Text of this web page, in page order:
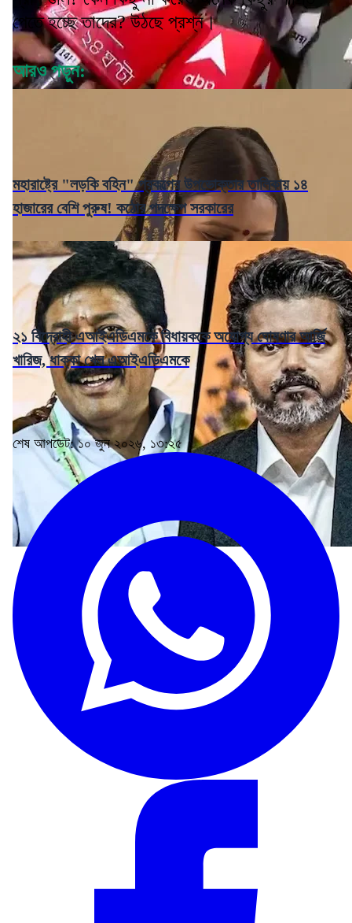
পেতে হচ্ছে তাদের? উঠছে প্রশ্ন।
আরও পড়ুন:
মহারাষ্ট্রে "লড়কি বহিন" প্রকল্পের উপভোক্তার তালিকায় ১৪
হাজারের বেশি পুরুষ! কঠোর পদক্ষেপ সরকারের
২১ বিদ্রোহী এআইএডিএমকে বিধায়ককে অযোগ্য ঘোষণার আর্জি
খারিজ, ধাক্কা খেল এআইএডিএমকে
শেষ আপডেট: ১০ জুন ২০২৬, ১৩:২৫